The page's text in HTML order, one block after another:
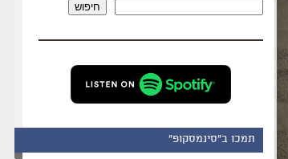
שמע.
חיפוש
תמכו ב"סינמסקופ"